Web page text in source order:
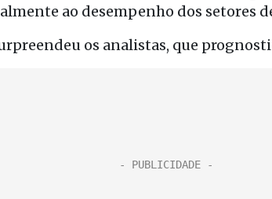
ao desempenho dos setores
os analistas, que